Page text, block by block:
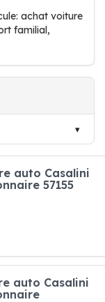
achat voiture
familial,
auto Casalini
57155
auto Casalini